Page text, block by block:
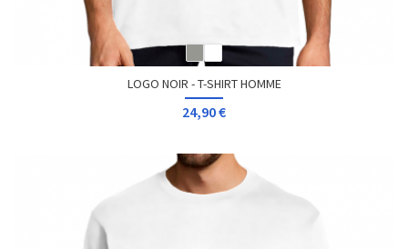
LOGO NOIR - T-SHIRT HOMME
24,90 €